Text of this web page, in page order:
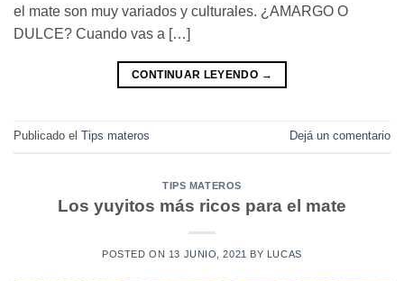
el mate son muy variados y culturales. ¿AMARGO O
DULCE? Cuando vas a […]
CONTINUAR LEYENDO →
Publicado el Tips materos Dejá un comentario
TIPS MATEROS
Los yuyitos más ricos para el mate
POSTED ON 13 JUNIO, 2021 BY LUCAS